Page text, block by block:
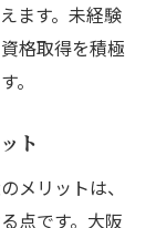
ます。未経験
格取得を積極
。
ト
メリットは、
点です。大阪